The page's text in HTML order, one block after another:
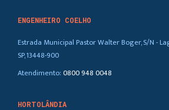
ENGENHEIRO COELHO
Estrada Municipal Pastor Walter Boger, S/N -
SP, 13448-900
Atendimento:0800 948 0048
HORTOLÂNDIA